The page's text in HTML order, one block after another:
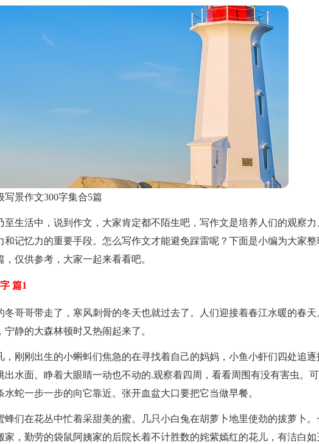
写景作文300字集合5篇
至生活中，说到作文，大家肯定都不陌生吧，写作文是培养人们的观察力
和记忆力的重要手段。怎么写作文才能避免踩雷呢？下面是小编为大家整
，仅供参考，大家一起来看看吧。
篇1
冬哥哥带走了，寒风刺骨的冬天也就过去了。人们迎接着春江水暖的春天
静的大森林顿时又热闹起来了。
，刚刚出生的小蝌蚪们焦急的在寻找着自己的妈妈，小鱼小虾们四处追逐
出水面。睁着大眼睛一动也不动的.观察着四周，看看周围有没有害虫。
蛇一步一步的向它靠近。张开血盆大口要把它当做早餐。
蜂们在花丛中忙着采甜美的蜜。几只小白兔在胡萝卜地里使劲的拔萝卜。
家，勤劳的袋鼠阿姨家的后院长着不计胜数的姹紫嫣红的花儿，有洁白如